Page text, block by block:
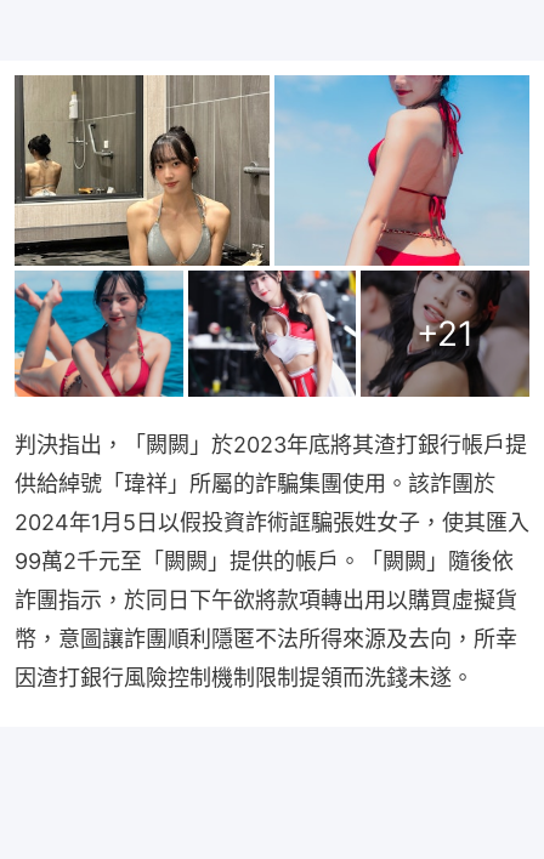
+21
判決指出，「闕闕」於2023年底將其渣打銀行帳戶提
供給綽號「瑋祥」所屬的詐騙集團使用。該詐團於
2024年1月5日以假投資詐術誆騙張姓女子，使其匯入
99萬2千元至「闕闕」提供的帳戶。「闕闕」隨後依
詐團指示，於同日下午欲將款項轉出用以購買虛擬貨
幣，意圖讓詐團順利隱匿不法所得來源及去向，所幸
因渣打銀行風險控制機制限制提領而洗錢未遂。